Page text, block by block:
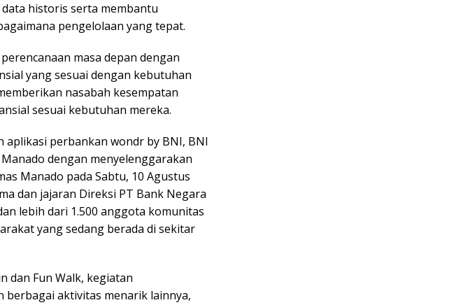
historis serta membantu
pengelolaan yang tepat.
masa depan dengan
yang sesuai dengan kebutuhan
nasabah kesempatan
sesuai kebutuhan mereka.
perbankan wondr by BNI, BNI
dengan menyelenggarakan
Manado pada Sabtu, 10 Agustus
dan jajaran Direksi PT Bank Negara
lebih dari 1.500 anggota komunitas
yang sedang berada di sekitar
dan Fun Walk, kegiatan
berbagai aktivitas menarik lainnya,